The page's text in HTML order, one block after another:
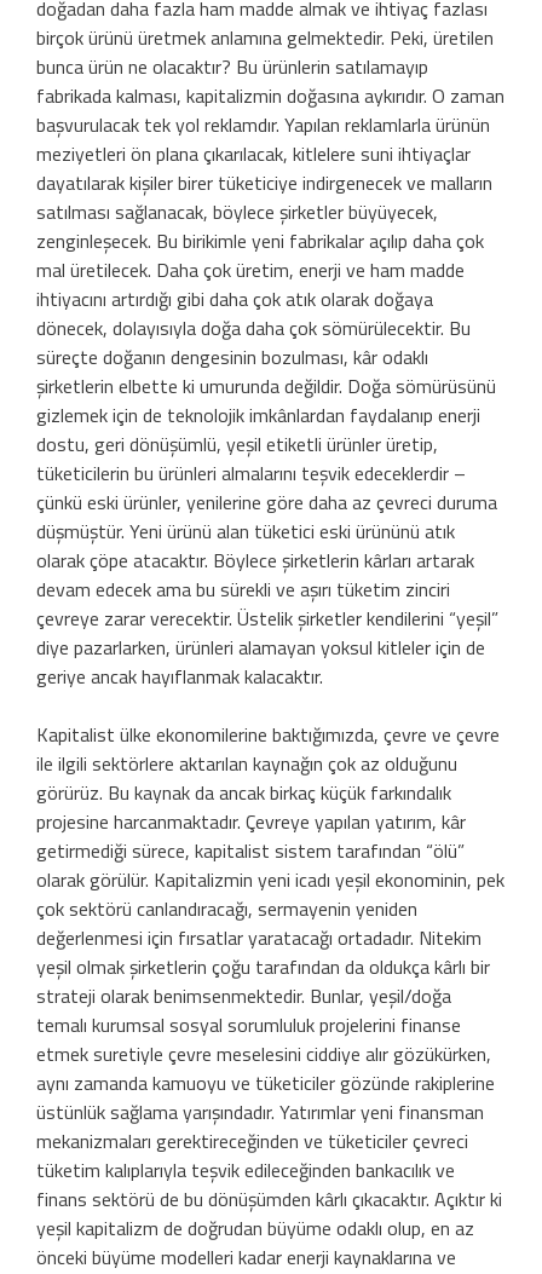
doğadan daha fazla ham madde almak ve ihtiyaç fazlası
birçok ürünü üretmek anlamına gelmektedir. Peki, üretilen
bunca ürün ne olacaktır? Bu ürünlerin satılamayıp
fabrikada kalması, kapitalizmin doğasına aykırıdır. O zaman
başvurulacak tek yol reklamdır. Yapılan reklamlarla ürünün
meziyetleri ön plana çıkarılacak, kitlelere suni ihtiyaçlar
dayatılarak kişiler birer tüketiciye indirgenecek ve malların
satılması sağlanacak, böylece şirketler büyüyecek,
zenginleşecek. Bu birikimle yeni fabrikalar açılıp daha çok
mal üretilecek. Daha çok üretim, enerji ve ham madde
ihtiyacını artırdığı gibi daha çok atık olarak doğaya
dönecek, dolayısıyla doğa daha çok sömürülecektir. Bu
süreçte doğanın dengesinin bozulması, kâr odaklı
şirketlerin elbette ki umurunda değildir. Doğa sömürüsünü
gizlemek için de teknolojik imkânlardan faydalanıp enerji
dostu, geri dönüşümlü, yeşil etiketli ürünler üretip,
tüketicilerin bu ürünleri almalarını teşvik edeceklerdir –
çünkü eski ürünler, yenilerine göre daha az çevreci duruma
düşmüştür. Yeni ürünü alan tüketici eski ürününü atık
olarak çöpe atacaktır. Böylece şirketlerin kârları artarak
devam edecek ama bu sürekli ve aşırı tüketim zinciri
çevreye zarar verecektir. Üstelik şirketler kendilerini “yeşil”
diye pazarlarken, ürünleri alamayan yoksul kitleler için de
geriye ancak hayıflanmak kalacaktır.
Kapitalist ülke ekonomilerine baktığımızda, çevre ve çevre
ile ilgili sektörlere aktarılan kaynağın çok az olduğunu
görürüz. Bu kaynak da ancak birkaç küçük farkındalık
projesine harcanmaktadır. Çevreye yapılan yatırım, kâr
getirmediği sürece, kapitalist sistem tarafından “ölü”
olarak görülür. Kapitalizmin yeni icadı yeşil ekonominin, pek
çok sektörü canlandıracağı, sermayenin yeniden
değerlenmesi için fırsatlar yaratacağı ortadadır. Nitekim
yeşil olmak şirketlerin çoğu tarafından da oldukça kârlı bir
strateji olarak benimsenmektedir. Bunlar, yeşil/doğa
temalı kurumsal sosyal sorumluluk projelerini finanse
etmek suretiyle çevre meselesini ciddiye alır gözükürken,
aynı zamanda kamuoyu ve tüketiciler gözünde rakiplerine
üstünlük sağlama yarışındadır. Yatırımlar yeni finansman
mekanizmaları gerektireceğinden ve tüketiciler çevreci
tüketim kalıplarıyla teşvik edileceğinden bankacılık ve
finans sektörü de bu dönüşümden kârlı çıkacaktır. Açıktır ki
yeşil kapitalizm de doğrudan büyüme odaklı olup, en az
önceki büyüme modelleri kadar enerji kaynaklarına ve